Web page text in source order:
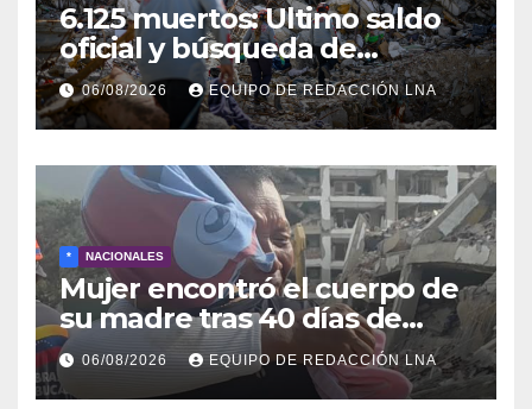
6.125 muertos: Ultimo saldo
oficial y búsqueda de
cadáveres continúa entre los
escombros
06/08/2026 EQUIPO DE REDACCIÓN LNA
* NACIONALES
Mujer encontró el cuerpo de
su madre tras 40 días de
búsqueda en Tanaguarena
06/08/2026 EQUIPO DE REDACCIÓN LNA